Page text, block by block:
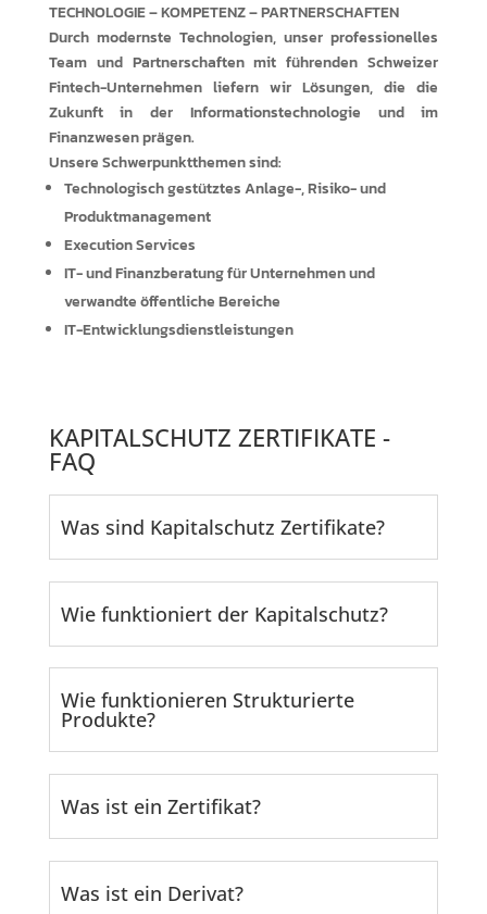
TECHNOLOGIE – KOMPETENZ – PARTNERSCHAFTEN
Durch modernste Technologien, unser professionelles
Team und Partnerschaften mit führenden Schweizer
Fintech-Unternehmen liefern wir Lösungen, die die
Zukunft in der Informationstechnologie und im
Finanzwesen prägen.
Unsere Schwerpunktthemen sind:
Technologisch gestütztes Anlage-, Risiko- und
Produktmanagement
Execution Services
IT- und Finanzberatung für Unternehmen und
verwandte öffentliche Bereiche
IT-Entwicklungsdienstleistungen
KAPITALSCHUTZ ZERTIFIKATE -
FAQ
Was sind Kapitalschutz Zertifikate?
Wie funktioniert der Kapitalschutz?
Wie funktionieren Strukturierte
Produkte?
Was ist ein Zertifikat?
Was ist ein Derivat?